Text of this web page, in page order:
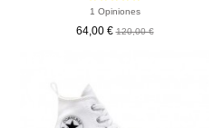
1 Opiniones
64,00 € 120,00 €